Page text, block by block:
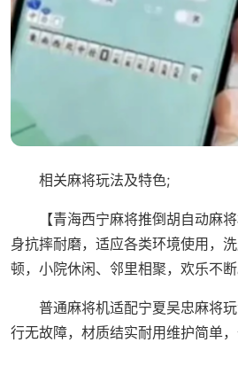
相关麻将玩法及特色;
【青海西宁麻将推倒胡自动麻
身抗摔耐磨，适应各类环境使用，
顿，小院休闲、邻里相聚，欢乐不断
普通麻将机适配宁夏吴忠麻将
行无故障，材质结实耐用维护简单，